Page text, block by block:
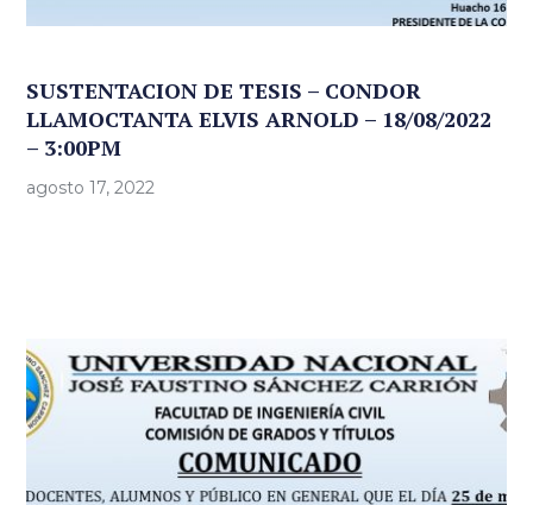
SUSTENTACION DE TESIS – CONDOR
LLAMOCTANTA ELVIS ARNOLD – 18/08/2022
– 3:00PM
agosto 17, 2022